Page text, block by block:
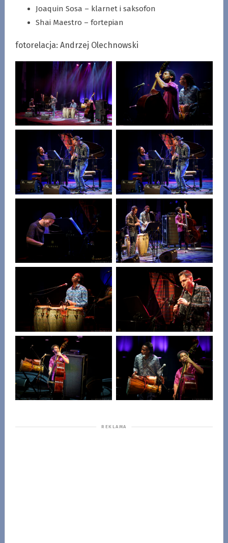
Joaquin Sosa – klarnet i saksofon
Shai Maestro – fortepian
fotorelacja: Andrzej Olechnowski